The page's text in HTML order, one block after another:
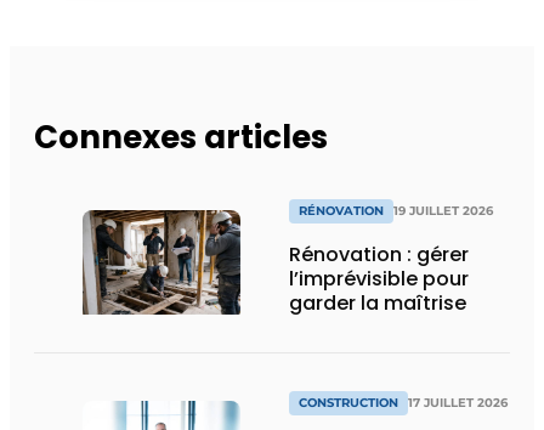
Connexes articles
RÉNOVATION 19 JUILLET 2026
Rénovation : gérer
l’imprévisible pour
garder la maîtrise
CONSTRUCTION 17 JUILLET 2026